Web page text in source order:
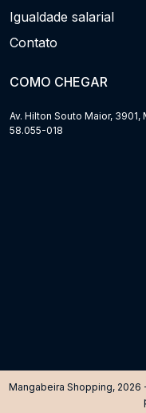
Igualdade salarial
Contato
COMO CHEGAR
Av. Hilton Souto Maior,
58.055-018
Mangabeira Shopping, 2026